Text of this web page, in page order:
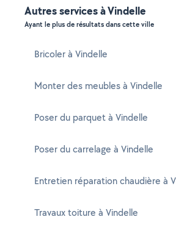
Autres services à Vindelle
Ayant le plus de résultats dans cette ville
Bricoler à Vindelle
Monter des meubles à Vindelle
Poser du parquet à Vindelle
Poser du carrelage à Vindelle
Entretien réparation chaudière à
Travaux toiture à Vindelle